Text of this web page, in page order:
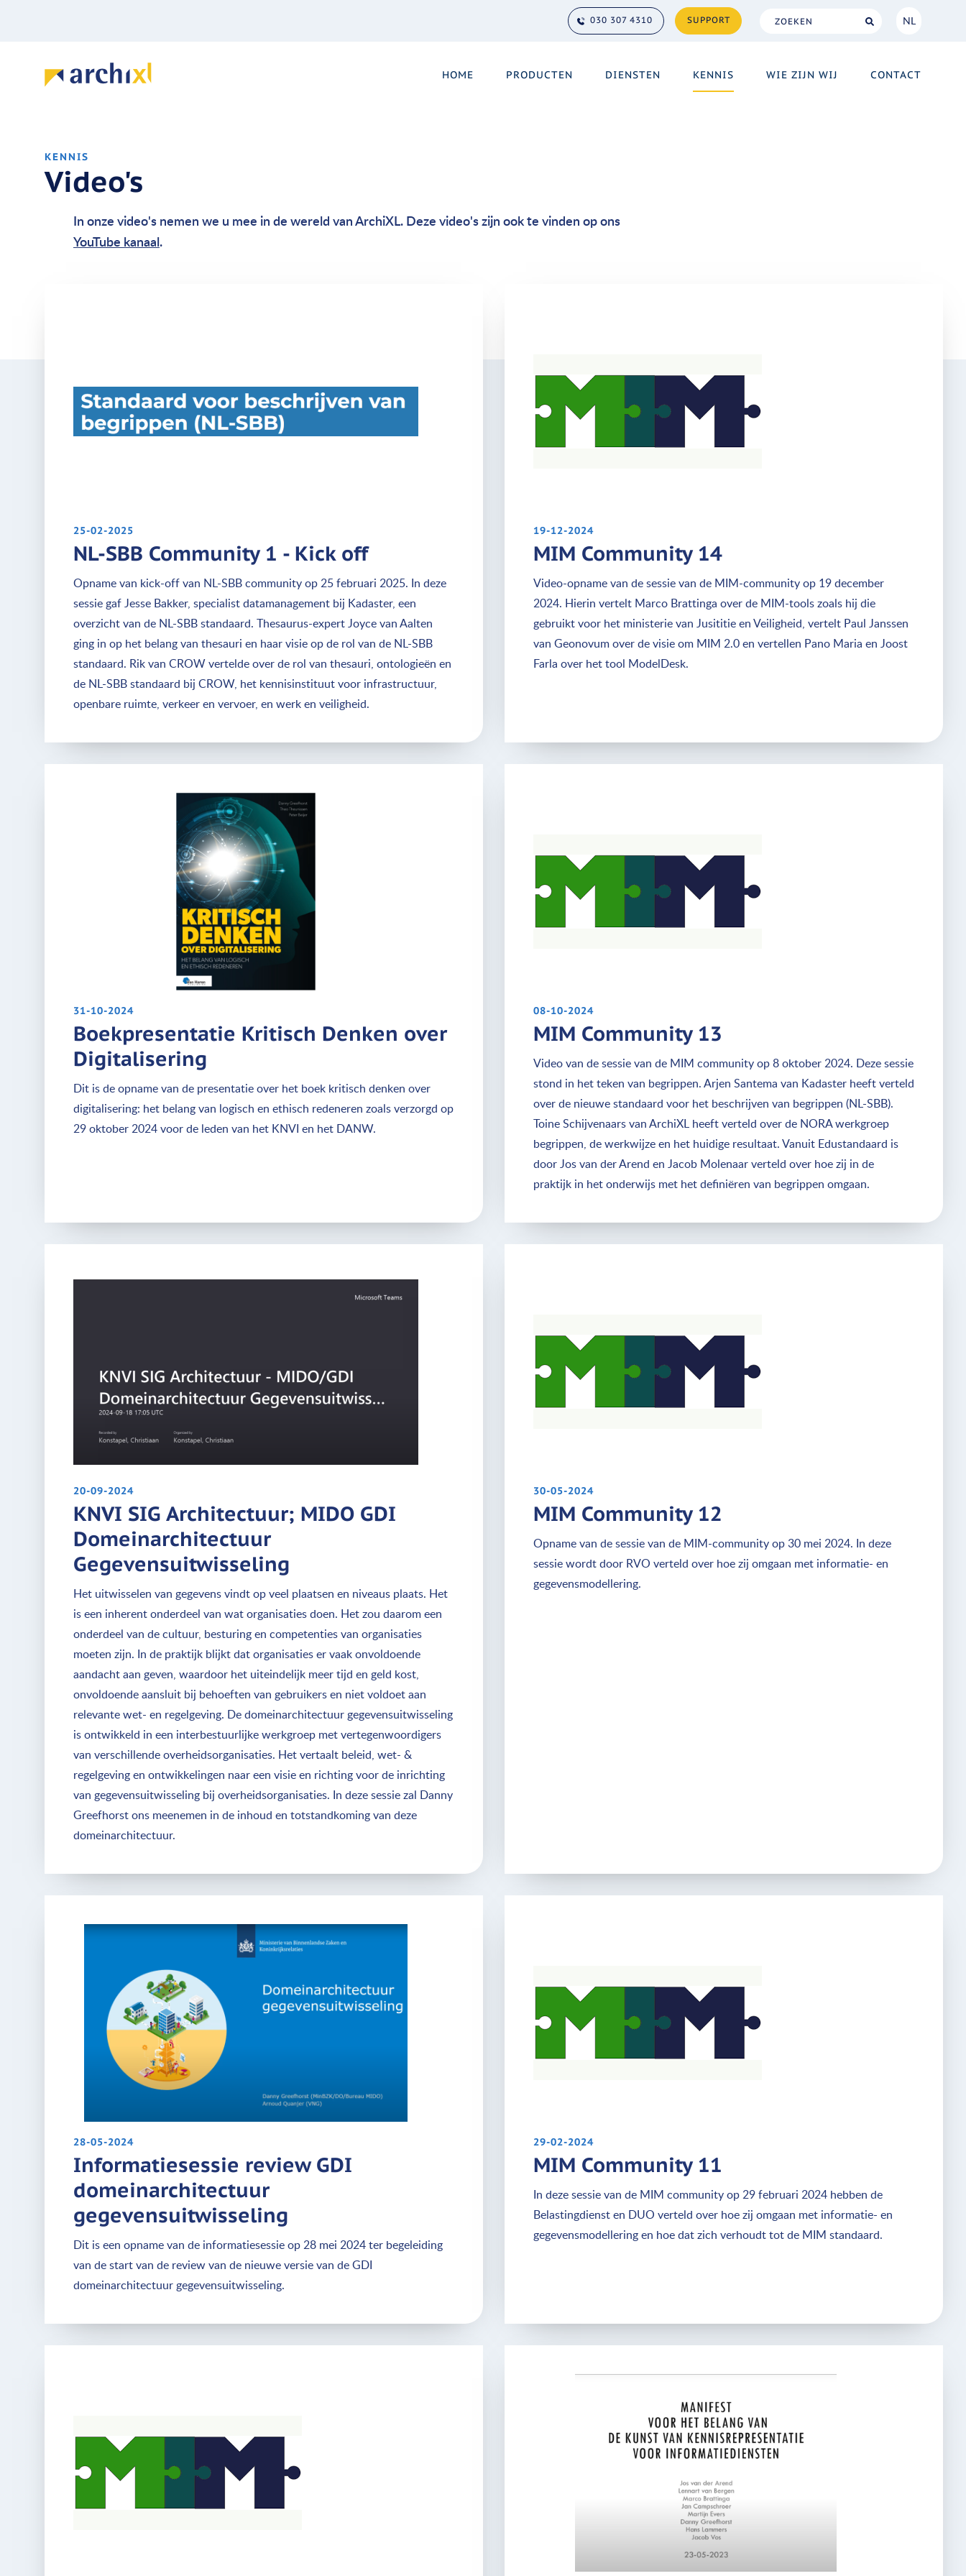
030 307 4310 SUPPORT NL
EN
HOME PRODUCTEN DIENSTEN KENNIS WIE ZIJN WIJ CONTACT
KENNIS
Video's
In onze video's nemen we u mee in de wereld van ArchiXL. Deze video's zijn ook te vinden op ons
YouTube kanaal.
25-02-2025
NL-SBB Community 1 - Kick off
Opname van kick-off van NL-SBB community op 25 februari 2025. In deze
sessie gaf Jesse Bakker, specialist datamanagement bij Kadaster, een
overzicht van de NL-SBB standaard. Thesaurus-expert Joyce van Aalten
ging in op het belang van thesauri en haar visie op de rol van de NL-SBB
standaard. Rik van CROW vertelde over de rol van thesauri, ontologieën en
de NL-SBB standaard bij CROW, het kennisinstituut voor infrastructuur,
openbare ruimte, verkeer en vervoer, en werk en veiligheid.
19-12-2024
MIM Community 14
Video-opname van de sessie van de MIM-community op 19 december
2024. Hierin vertelt Marco Brattinga over de MIM-tools zoals hij die
gebruikt voor het ministerie van Jusititie en Veiligheid, vertelt Paul Janssen
van Geonovum over de visie om MIM 2.0 en vertellen Pano Maria en Joost
Farla over het tool ModelDesk.
31-10-2024
Boekpresentatie Kritisch Denken over
Digitalisering
Dit is de opname van de presentatie over het boek kritisch denken over
digitalisering: het belang van logisch en ethisch redeneren zoals verzorgd op
29 oktober 2024 voor de leden van het KNVI en het DANW.
08-10-2024
MIM Community 13
Video van de sessie van de MIM community op 8 oktober 2024. Deze sessie
stond in het teken van begrippen. Arjen Santema van Kadaster heeft verteld
over de nieuwe standaard voor het beschrijven van begrippen (NL-SBB).
Toine Schijvenaars van ArchiXL heeft verteld over de NORA werkgroep
begrippen, de werkwijze en het huidige resultaat. Vanuit Edustandaard is
door Jos van der Arend en Jacob Molenaar verteld over hoe zij in de
praktijk in het onderwijs met het definiëren van begrippen omgaan.
20-09-2024
KNVI SIG Architectuur; MIDO GDI
Domeinarchitectuur
Gegevensuitwisseling
Het uitwisselen van gegevens vindt op veel plaatsen en niveaus plaats. Het
is een inherent onderdeel van wat organisaties doen. Het zou daarom een
onderdeel van de cultuur, besturing en competenties van organisaties
moeten zijn. In de praktijk blijkt dat organisaties er vaak onvoldoende
aandacht aan geven, waardoor het uiteindelijk meer tijd en geld kost,
onvoldoende aansluit bij behoeften van gebruikers en niet voldoet aan
relevante wet- en regelgeving. De domeinarchitectuur gegevensuitwisseling
is ontwikkeld in een interbestuurlijke werkgroep met vertegenwoordigers
van verschillende overheidsorganisaties. Het vertaalt beleid, wet- &
regelgeving en ontwikkelingen naar een visie en richting voor de inrichting
van gegevensuitwisseling bij overheidsorganisaties. In deze sessie zal Danny
Greefhorst ons meenemen in de inhoud en totstandkoming van deze
domeinarchitectuur.
30-05-2024
MIM Community 12
Opname van de sessie van de MIM-community op 30 mei 2024. In deze
sessie wordt door RVO verteld over hoe zij omgaan met informatie- en
gegevensmodellering.
28-05-2024
Informatiesessie review GDI
domeinarchitectuur
gegevensuitwisseling
Dit is een opname van de informatiesessie op 28 mei 2024 ter begeleiding
van de start van de review van de nieuwe versie van de GDI
domeinarchitectuur gegevensuitwisseling.
29-02-2024
MIM Community 11
In deze sessie van de MIM community op 29 februari 2024 hebben de
Belastingdienst en DUO verteld over hoe zij omgaan met informatie- en
gegevensmodellering en hoe dat zich verhoudt tot de MIM standaard.